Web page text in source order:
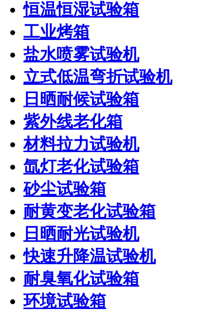
恒温恒湿试验箱
工业烤箱
盐水喷雾试验机
立式低温弯折试验机
日晒耐候试验箱
紫外线老化箱
材料拉力试验机
氙灯老化试验箱
砂尘试验箱
耐黄变老化试验箱
日晒耐光试验机
快速升降温试验机
耐臭氧化试验箱
环境试验箱